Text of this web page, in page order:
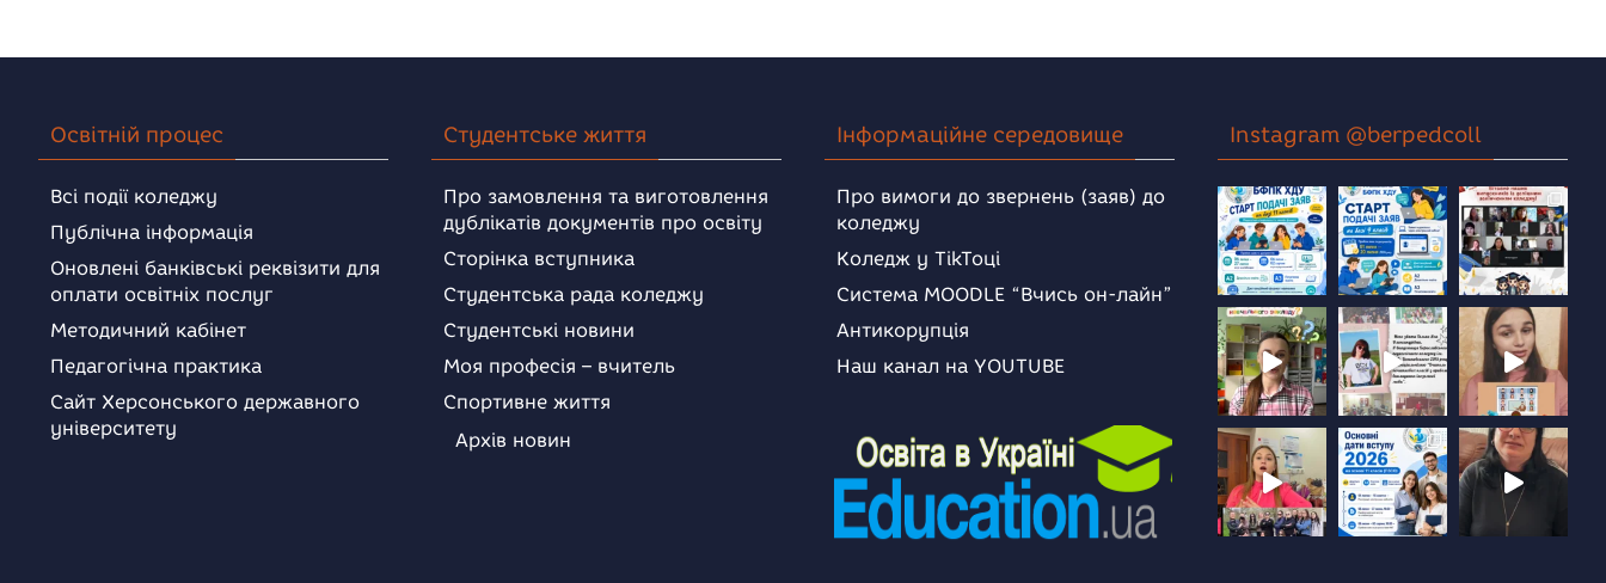
Освітній процес
Всі події коледжу
Публічна інформація
Оновлені банківські реквізити для
оплати освітніх послуг
Методичний кабінет
Педагогічна практика
Сайт Херсонського державного
університету
Студентське життя
Про замовлення та виготовлення
дублікатів документів про освіту
Сторінка вступника
Студентська рада коледжу
Студентські новини
Моя професія – вчитель
Спортивне життя
Архів новин
Інформаційне середовище
Про вимоги до звернень (заяв) до
коледжу
Коледж у TikToці
Система MOODLE “Вчись он-лайн”
Антикорупція
Наш канал на YOUTUBE
Instagram @berpedcoll